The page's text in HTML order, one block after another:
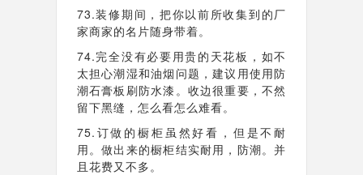
73.装修期间，把你以前所收集到的厂
家商家的名片随身带着。
74.完全没有必要用贵的天花板，如不
太担心潮湿和油烟问题，建议用使用防
潮石膏板刷防水漆。收边很重要，不然
留下黑缝，怎么看怎么难看。
75.订做的橱柜虽然好看，但是不耐
用。做出来的橱柜结实耐用，防潮。并
且花费又不多。